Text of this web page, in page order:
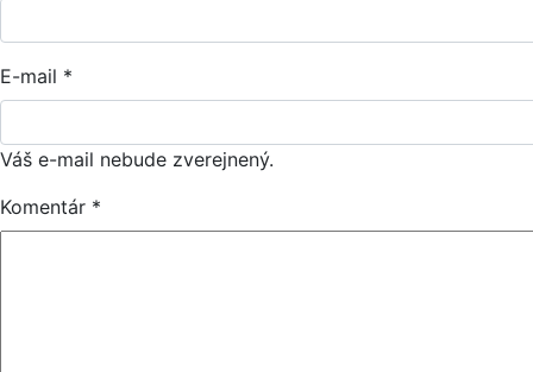
E-mail *
Váš e-mail nebude zverejnený.
Komentár *